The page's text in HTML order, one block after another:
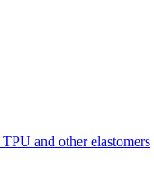
and other elastomers